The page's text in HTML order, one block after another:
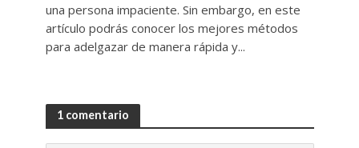
una persona impaciente. Sin embargo, en este
artículo podrás conocer los mejores métodos
para adelgazar de manera rápida y...
1 comentario